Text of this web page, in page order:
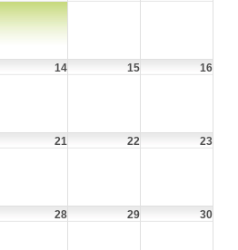
14 15 16
21 22 23
28 29 30